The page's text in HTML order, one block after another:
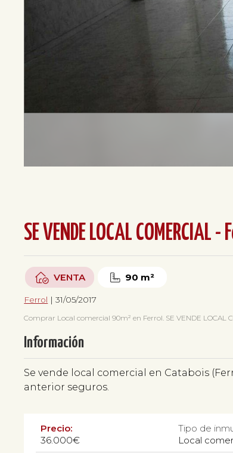
SE VENDE LOCAL COMERCIAL -
VENTA 90 m²
Ferrol | 31/05/2017
Comprar Local comercial 90m² en Ferrol. SE VENDE LOCAL
Información
Se vende local comercial en Catabois
anterior seguros.
Precio:
36.000€
Tipo de
Local